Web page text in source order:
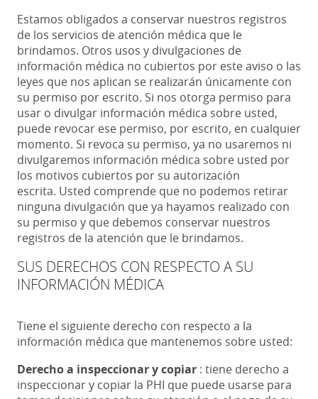
Estamos obligados a conservar nuestros registros
de los servicios de atención médica que le
brindamos. Otros usos y divulgaciones de
información médica no cubiertos por este aviso o las
leyes que nos aplican se realizarán únicamente con
su permiso por escrito. Si nos otorga permiso para
usar o divulgar información médica sobre usted,
puede revocar ese permiso, por escrito, en cualquier
momento. Si revoca su permiso, ya no usaremos ni
divulgaremos información médica sobre usted por
los motivos cubiertos por su autorización
escrita. Usted comprende que no podemos retirar
ninguna divulgación que ya hayamos realizado con
su permiso y que debemos conservar nuestros
registros de la atención que le brindamos.
SUS DERECHOS CON RESPECTO A SU
INFORMACIÓN MÉDICA
Tiene el siguiente derecho con respecto a la
información médica que mantenemos sobre usted:
Derecho a inspeccionar y copiar : tiene derecho a
inspeccionar y copiar la PHI que puede usarse para